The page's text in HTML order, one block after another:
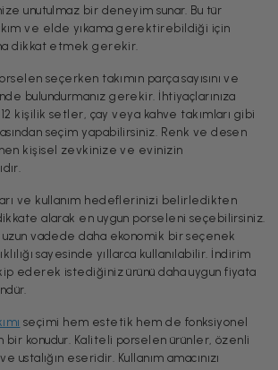
unutulmaz bir deneyim sunar. Bu tür
ve elde yıkama gerektirebildiği için
dikkat etmek gerekir.
seçerken takımın parça sayısını ve
bulundurmanız gerekir. İhtiyaçlarınıza
kişilik setler, çay veya kahve takımları gibi
seçim yapabilirsiniz. Renk ve desen
kişisel zevkinize ve evinizin
ve kullanım hedeflerinizi belirledikten
alarak en uygun porseleni seçebilirsiniz.
vadede daha ekonomik bir seçenek
sayesinde yıllarca kullanılabilir. İndirim
ederek istediğiniz ürünü daha uygun fiyata
seçimi hem estetik hem de fonksiyonel
bir konudur. Kaliteli porselen ürünler, özenli
ustalığın eseridir. Kullanım amacınızı